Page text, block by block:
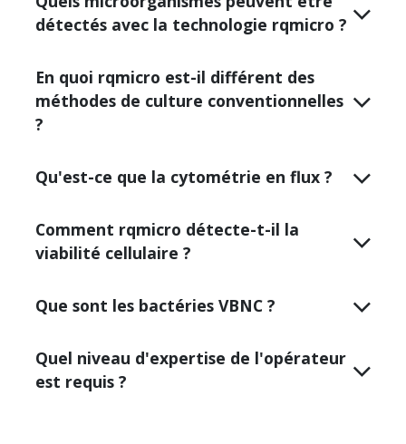
détectés avec la technologie rqmicro ?
En quoi rqmicro est-il différent des
méthodes de culture conventionnelles
?
Qu'est-ce que la cytométrie en flux ?
Comment rqmicro détecte-t-il la
viabilité cellulaire ?
Que sont les bactéries VBNC ?
Quel niveau d'expertise de l'opérateur
est requis ?